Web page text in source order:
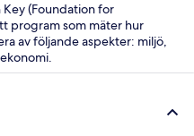
(Foundation for
program som mäter hur
av följande aspekter: miljö,